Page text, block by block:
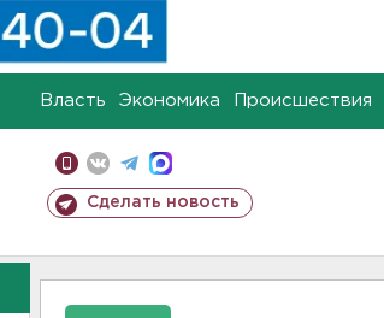
Власть Экономика Происшествия
Сделать новость